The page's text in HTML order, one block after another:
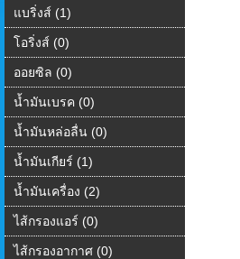
แบริ่งส์ (1)
โอริ่งส์ (0)
ออยซิล (0)
น้ำมันเบรค (0)
น้ำมันหล่อลื่น (0)
น้ำมันเกียร์ (1)
น้ำมันเครื่อง (2)
ไส้กรองแอร์ (0)
ไส้กรองอากาศ (0)